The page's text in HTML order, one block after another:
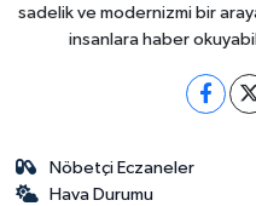
sadelik ve modernizmi bir
insanlara haber
Nöbetçi Eczaneler
Hava Durumu